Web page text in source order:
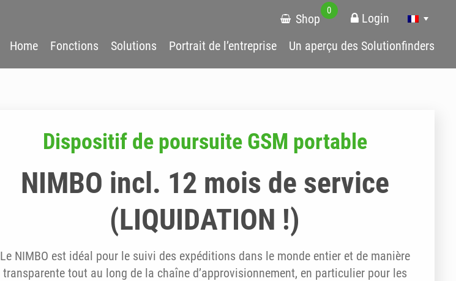
Shop
0
Login
Home
Fonctions Solutions Portrait de l’entreprise Un aperçu des Solutionfinders
Dispositif de poursuite GSM portable
NIMBO incl. 12 mois de service
(LIQUIDATION !)
Le NIMBO est idéal pour le suivi des expéditions dans le monde entier et de manière
transparente tout au long de la chaîne d’approvisionnement, en particulier pour les